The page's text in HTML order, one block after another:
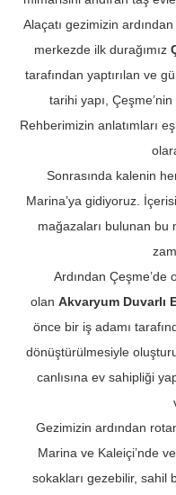
Alaçatı gezimizin
merkezde ilk durağımız
tarafından yaptırılan ve
tarihi yapı,
Rehberimizin anlatımları
Sonrasında kalenin
Marina’ya gidiyoruz.
mağazaları bulunan bu
Ardından
olan Akvaryum Duvarlı
önce bir iş adamı
dönüştürülmesiyle
canlısına ev sahipliği
Gezimizin ardından
Marina ve Kaleiçi’nde
sokakları gezebilir, sahil